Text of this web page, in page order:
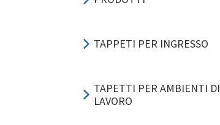
TAPPETI PER INGRESSO
TAPETTI PER AMBIENTI DI
LAVORO